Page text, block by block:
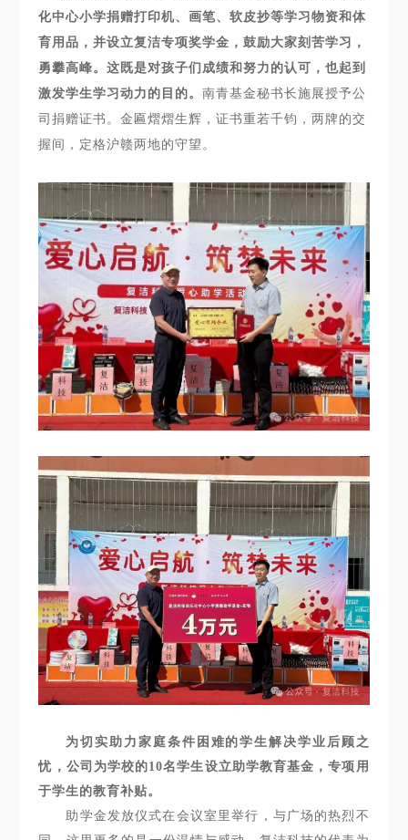
化中心小学捐赠打印机、画笔、软皮抄等学习物资和体
育用品，并设立复洁专项奖学金，鼓励大家刻苦学习，
勇攀高峰。这既是对孩子们成绩和努力的认可，也起到
激发学生学习动力的目的。南青基金秘书长施展授予公
司捐赠证书。金匾熠熠生辉，证书重若千钧，两牌的交
握间，定格沪赣两地的守望。
为切实助力家庭条件困难的学生解决学业后顾之
忧，公司为学校的10名学生设立助学教育基金，专项用
于学生的教育补贴。
助学金发放仪式在会议室里举行，与广场的热烈不